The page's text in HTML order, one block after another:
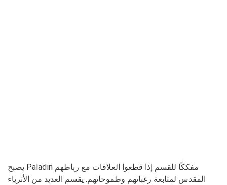
يصبح Paladin مفككًا للقسم إذا قطعوا العلاقات مع رباطهم
المقدس لمتابعة رغباتهم وطموحاتهم. يقسم العديد من الأثرياء